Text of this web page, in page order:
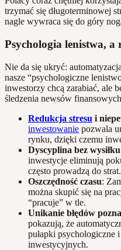
trzymać się długoterminowej
nagle wywraca się do góry
Psychologia lenistwa, a
Nie da się ukryć:
nasze “psychologiczne
inwestorzy chcą zarabiać, ale
śledzenia newsów
Redukcja stresu i
inwestowanie pozwala
rynku, dzięki czemu
Dyscyplina bez wysiłku
inwestycje eliminują
często prowadzą do strat.
Oszczędność czasu:
można skupić się na
“pracuje” w tle.
Unikanie błędów
pokazują, że
pułapki
inwestycyjnych.